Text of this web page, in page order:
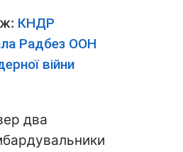
КНДР
Радбез ООН
війни
два